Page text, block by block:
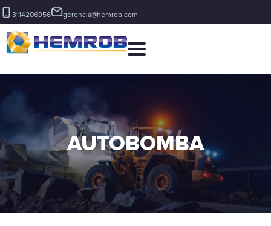
3114206956 gerencia@hemrob.com
AUTOBOMBA